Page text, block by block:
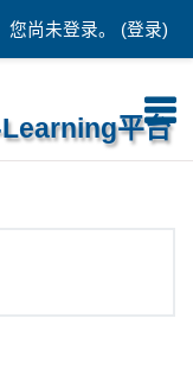
您尚未登录。 (登录)
平台